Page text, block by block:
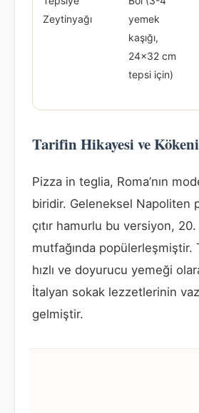
Zeytinyağı
yemek
kaşığı,
24x32 cm
tepsi için)
Tarifin Hikayesi ve Kökeni
Pizza in teglia, Roma’nın
biridir. Geleneksel Napoliten
çıtır hamurlu bu versiyon, 20.
mutfağında popülerleşmiştir.
hızlı ve doyurucu yemeği
İtalyan sokak lezzetlerinin
gelmiştir.